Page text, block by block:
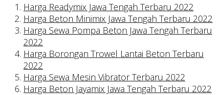
Harga Readymix Jawa Tengah Terbaru 2022
Harga Beton Minimix Jawa Tengah Terbaru 2022
Harga Sewa Pompa Beton Jawa Tengah Terbaru
2022
Harga Borongan Trowel Lantai Beton Terbaru
2022
Harga Sewa Mesin Vibrator Terbaru 2022
Harga Beton Jayamix Jawa Tengah Terbaru 2022